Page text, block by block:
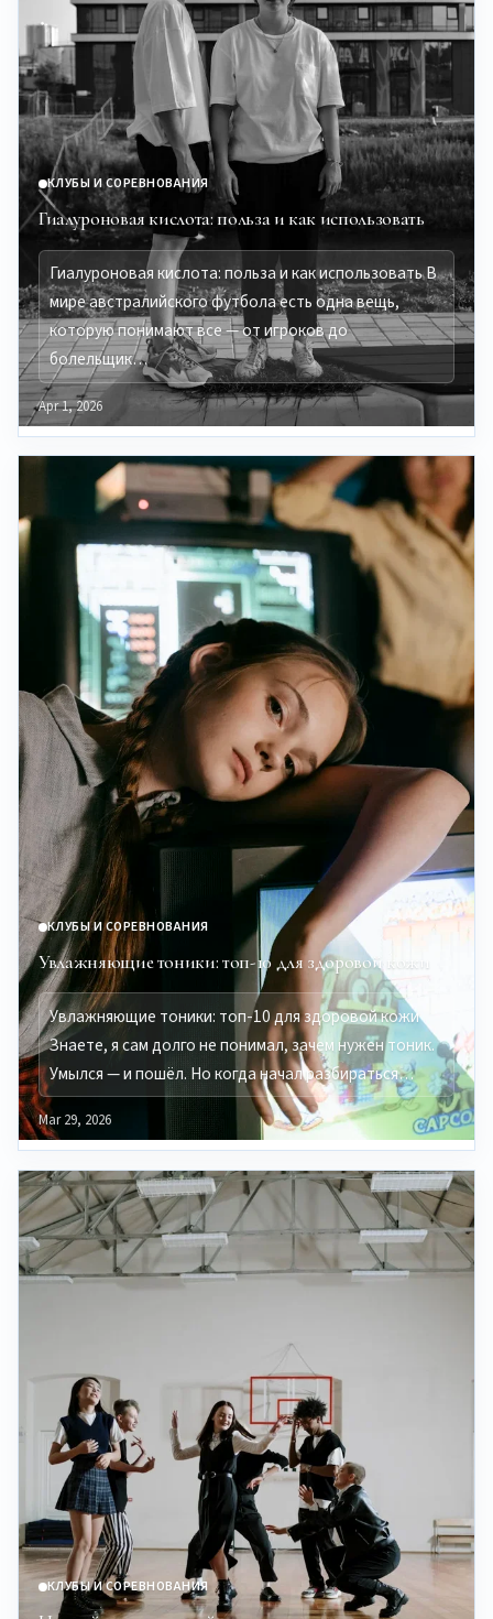
КЛУБЫ И СОРЕВНОВАНИЯ
Гиалуроновая кислота: польза и как использовать
Гиалуроновая кислота: польза и как использовать В
мире австралийского футбола есть одна вещь,
которую понимают все — от игроков до
болельщик…
Apr 1, 2026
КЛУБЫ И СОРЕВНОВАНИЯ
Увлажняющие тоники: топ-10 для здоровой кожи
Увлажняющие тоники: топ-10 для здоровой кожи
Знаете, я сам долго не понимал, зачем нужен тоник.
Умылся — и пошёл. Но когда начал разбираться…
Mar 29, 2026
КЛУБЫ И СОРЕВНОВАНИЯ